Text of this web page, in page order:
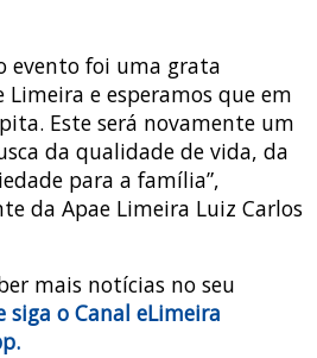
evento foi uma grata
Limeira e esperamos que em
Este será novamente um
da qualidade de vida, da
para a família”,
da Apae Limeira Luiz Carlos
mais notícias no seu
siga o Canal eLimeira